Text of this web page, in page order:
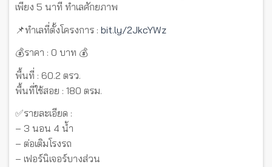
เพียง 5 นาที ทำเลศักยภาพ
📌ทำเลที่ตั้งโครงการ : bit.ly/2JkcYWz
💰ราคา : 0 บาท 💰
พื้นที่ : 60.2 ตรว.
พื้นที่ใช้สอย : 180 ตรม.
✅รายละเอียด :
– 3 นอน 4 น้ำ
– ต่อเติมโรงรถ
– เฟอร์นิเจอร์บางส่วน